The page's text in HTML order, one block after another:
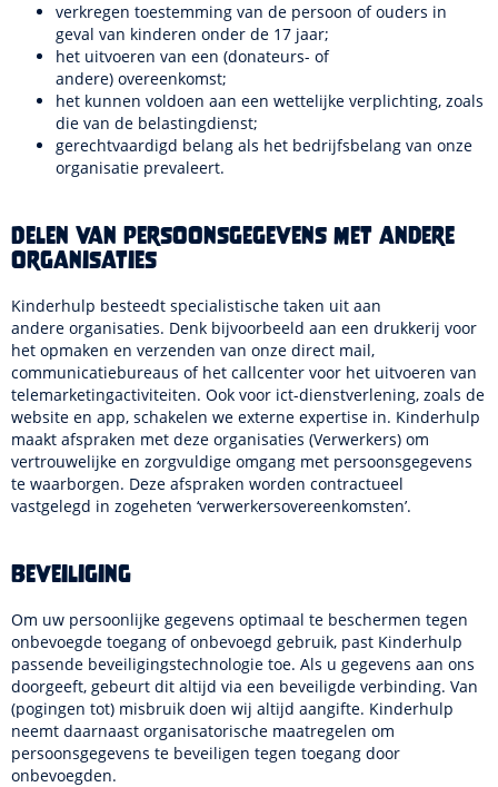
verkregen toestemming van de persoon of ouders in
geval van kinderen onder de 17 jaar;
het uitvoeren van een (donateurs- of
andere) overeenkomst;
het kunnen voldoen aan een wettelijke verplichting, zoals
die van de belastingdienst;
gerechtvaardigd belang als het bedrijfsbelang van onze
organisatie prevaleert.
Delen van persoonsgegevens met andere
organisaties
Kinderhulp besteedt specialistische taken uit aan
andere organisaties. Denk bijvoorbeeld aan een drukkerij voor
het opmaken en verzenden van onze direct mail,
communicatiebureaus of het callcenter voor het uitvoeren van
telemarketingactiviteiten. Ook voor ict-dienstverlening, zoals de
website en app, schakelen we externe expertise in. Kinderhulp
maakt afspraken met deze organisaties (Verwerkers) om
vertrouwelijke en zorgvuldige omgang met persoonsgegevens
te waarborgen. Deze afspraken worden contractueel
vastgelegd in zogeheten ‘verwerkersovereenkomsten’.
Beveiliging
Om uw persoonlijke gegevens optimaal te beschermen tegen
onbevoegde toegang of onbevoegd gebruik, past Kinderhulp
passende beveiligingstechnologie toe. Als u gegevens aan ons
doorgeeft, gebeurt dit altijd via een beveiligde verbinding. Van
(pogingen tot) misbruik doen wij altijd aangifte. Kinderhulp
neemt daarnaast organisatorische maatregelen om
persoonsgegevens te beveiligen tegen toegang door
onbevoegden.